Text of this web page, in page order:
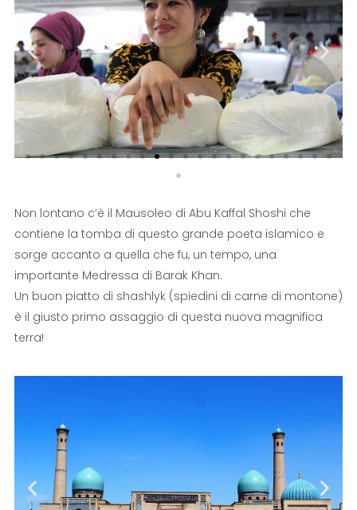
Non lontano c’è il Mausoleo di Abu Kaffal Shoshi che
contiene la tomba di questo grande poeta islamico e
sorge accanto a quella che fu, un tempo, una
importante Medressa di Barak Khan.
Un buon piatto di shashlyk (spiedini di carne di montone)
è il giusto primo assaggio di questa nuova magnifica
terra!